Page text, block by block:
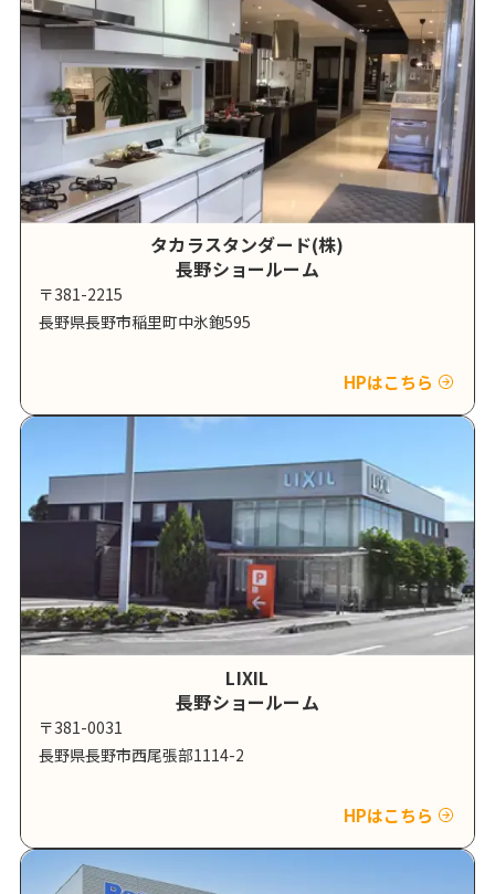
タカラスタンダード(株)
長野ショールーム
〒381-2215
長野県長野市稲里町中氷鉋595
HPはこちら
LIXIL
長野ショールーム
〒381-0031
長野県長野市西尾張部1114-2
HPはこちら